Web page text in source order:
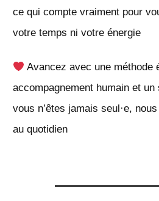
ce qui compte vraiment pour
votre temps ni votre énergie
Avancez avec une méthode
accompagnement humain et
vous n’êtes jamais seul·e,
au quotidien